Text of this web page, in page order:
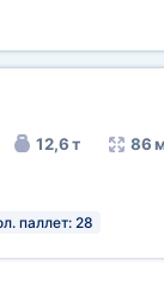
12,6 т 86
паллет: 28